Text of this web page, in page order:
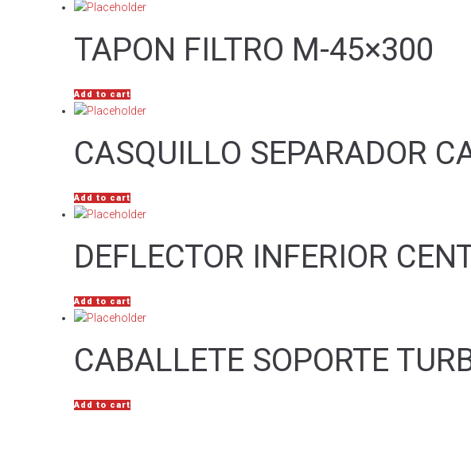
TAPON FILTRO M-45×300
Add to cart
CASQUILLO SEPARADOR
Add to cart
DEFLECTOR INFERIOR
Add to cart
CABALLETE SOPORTE
Add to cart